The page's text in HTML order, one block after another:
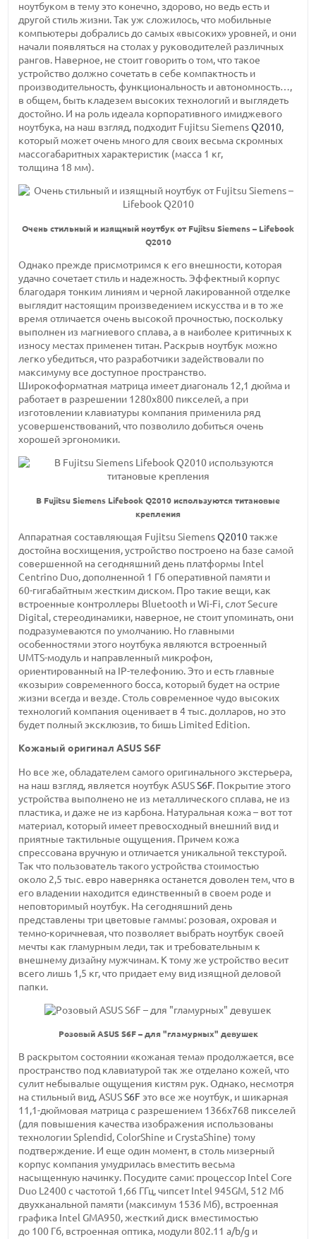
ноутбуком в тему это конечно, здорово, но ведь есть и
другой стиль жизни. Так уж сложилось, что мобильные
компьютеры добрались до самых «высоких» уровней, и они
начали появляться на столах у руководителей различных
рангов. Наверное, не стоит говорить о том, что такое
устройство должно сочетать в себе компактность и
производительность, функциональность и автономность…,
в общем, быть кладезем высоких технологий и выглядеть
достойно. И на роль идеала корпоративного имиджевого
ноутбука, на наш взгляд, подходит Fujitsu SiemensQ2010,
который может очень много для своих весьма скромных
массогабаритных характеристик (масса 1 кг,
толщина 18 мм).
Очень стильный и изящный ноутбук от Fujitsu Siemens – Lifebook
Q2010
Однако прежде присмотримся к его внешности, которая
удачно сочетает стиль и надежность. Эффектный корпус
благодаря тонким линиям и черной лакированной отделке
выглядит настоящим произведением искусства и в то же
время отличается очень высокой прочностью, поскольку
выполнен из магниевого сплава, а в наиболее критичных к
износу местах применен титан. Раскрыв ноутбук можно
легко убедиться, что разработчики задействовали по
максимуму все доступное пространство.
Широкоформатная матрица имеетдиагональ 12,1 дюйма и
работает в разрешении 1280х800 пикселей,а при
изготовлении клавиатуры компания применила ряд
усовершенствований, что позволило добиться очень
хорошей эргономики.
В Fujitsu Siemens Lifebook Q2010 используются титановые
крепления
Аппаратная составляющая Fujitsu SiemensQ2010также
достойна восхищения, устройство построено на базе самой
совершенной на сегодняшний день платформы Intel
Centrino Duo, дополненной 1 Гбоперативной памяти и
60-гигабайтным жестким диском. Про такие вещи, как
встроенные контроллеры Bluetooth иWi-Fi,слот Secure
Digital, стереодинамики, наверное, не стоит упоминать, они
подразумеваются по умолчанию. Но главными
особенностями этого ноутбука являются встроенный
UMTS-модуль и направленный микрофон,
ориентированный на IP-телефонию.Это и есть главные
«козыри» современного босса, который будет на острие
жизни всегда и везде. Столь современное чудо высоких
технологий компания оцениваетв 4 тыс. долларов, но это
будет полный эксклюзив, то бишь Limited Edition.
Кожаный оригиналASUS S6F
Но все же, обладателем самого оригинального экстерьера,
на наш взгляд, является ноутбук ASUSS6F. Покрытие этого
устройства выполнено не из металлического сплава, не из
пластика, и даже не из карбона. Натуральная кожа – вот тот
материал, который имеет превосходный внешний вид и
приятные тактильные ощущения. Причем кожа
спрессована вручную и отличается уникальной текстурой.
Так что пользователь такого устройства стоимостью
около 2,5 тыс.евро наверняка останется доволен тем, что в
его владении находится единственный в своем роде и
неповторимый ноутбук. На сегодняшний день
представлены три цветовые гаммы: розовая, охровая и
темно-коричневая,что позволяет выбрать ноутбук своей
мечты как гламурным леди, так и требовательным к
внешнему дизайну мужчинам. К тому же устройство весит
всего лишь 1,5 кг,что придает ему вид изящной деловой
папки.
Розовый ASUS S6F – для "гламурных" девушек
В раскрытом состоянии «кожаная тема» продолжается, все
пространство под клавиатурой так же отделано кожей, что
сулит небывалые ощущения кистям рук. Однако, несмотря
на стильный вид, ASUSS6F это все же ноутбук, и шикарная
11,1-дюймовая матрица с разрешением 1366х768 пикселей
(для повышения качества изображения использованы
технологии Splendid, ColorShine и CrystaShine) тому
подтверждение. И еще один момент, в столь мизерный
корпус компания умудрилась вместить весьма
насыщенную начинку. Посудите сами: процессор Intel Core
Duo L2400 с частотой 1,66 ГГц,чипсетIntel 945GM, 512 Мб
двухканальной памяти (максимум 1536 Мб), встроенная
графика Intel GMA950,жесткий диск вместимостью
до 100 Гб, встроенная оптика, модули 802.11 a/b/g и